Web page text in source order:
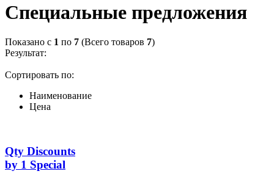
Специальные предложения
Показано с 1 по 7 (Всего товаров 7)
Результат:
Сортировать по:
Наименование
Цена
Qty Discounts
by 1 Special